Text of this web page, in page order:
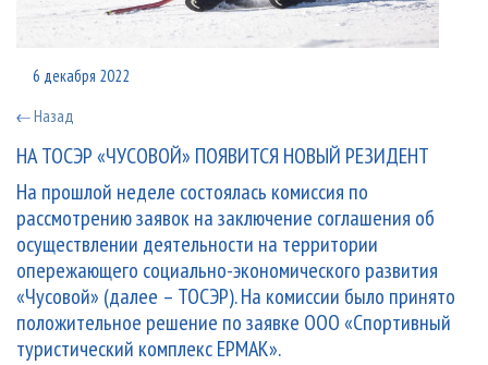
6 декабря 2022
Назад
НА ТОСЭР «ЧУСОВОЙ» ПОЯВИТСЯ НОВЫЙ РЕЗИДЕНТ
На прошлой неделе состоялась комиссия по
рассмотрению заявок на заключение соглашения об
осуществлении деятельности на территории
опережающего социально-экономического развития
«Чусовой» (далее – ТОСЭР). На комиссии было принято
положительное решение по заявке ООО «Спортивный
туристический комплекс ЕРМАК».